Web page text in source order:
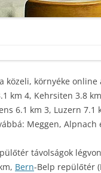
közeli, környéke
km 4, Kehrsiten 3.8
6.1 km 3, Luzern 7.1
Meggen, Alpnach
távolságok
Bern-Belp repülőtér